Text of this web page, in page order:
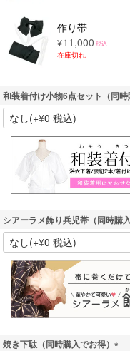
作り帯
¥11,000 税込
在庫切れ
和装着付け小物6点セット（同時
シアーラメ飾り兵児帯（同時購
焼き下駄（同時購入でお得）